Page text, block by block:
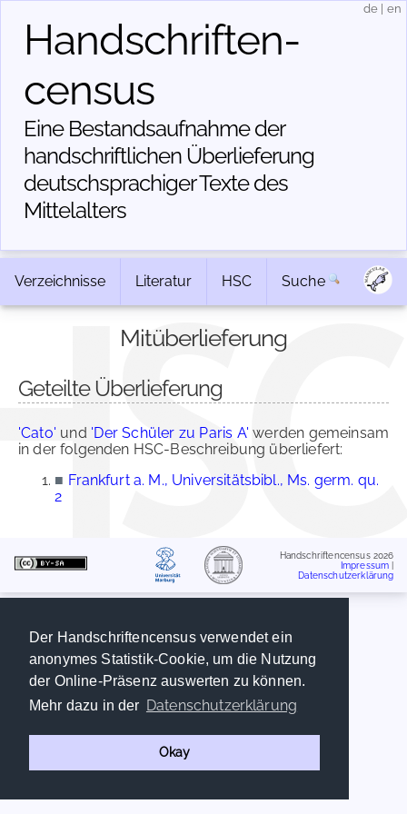
Der Handschriftencensus verwendet ein
anonymes Statistik-Cookie, um die Nutzung
der Online-Präsenz auswerten zu können.
Mehr dazu in der Datenschutzerklärung
Okay
Handschriften­
census
Eine Bestandsaufnahme der
handschriftlichen Über­lieferung
deutschsprachiger Texte des
Mittelalters
de en
Verzeichnisse Literatur HSC Suche
Mitüberlieferung
Geteilte Überlieferung
'Cato' und 'Der Schüler zu Paris A' werden gemeinsam
in der folgenden HSC-Beschreibung überliefert:
■ Frankfurt a. M., Universitätsbibl., Ms. germ. qu.
2
Handschriftencensus 2026
Impressum
Datenschutzerklärung